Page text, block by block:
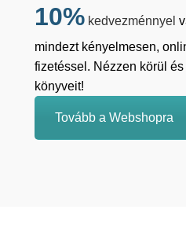
10% kedvezménnyel
mindezt kényelmesen,
fizetéssel. Nézzen körül
könyveit!
Tovább a Webshopra